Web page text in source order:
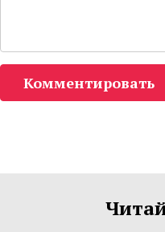
Комментировать